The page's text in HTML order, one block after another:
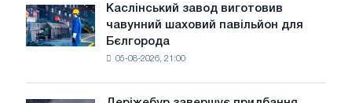
до
потрясінь:
Каслінський
завод
виготовив
Каслінський завод виготовив
чавунний шаховий павільйон для
Бєлгорода
05-08-2026, 21:00